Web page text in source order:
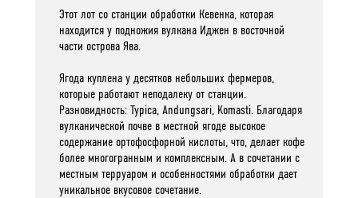
Этот лот со станции обработки Кевенка, которая
находится у подножия вулкана Иджен в восточной
части острова Ява.
Ягода куплена у десятков небольших фермеров,
которые работают неподалеку от станции.
Разновидность: Typica, Andungsari, Komasti. Благодаря
вулканической почве в местной ягоде высокое
содержание ортофосфорной кислоты, что, делает кофе
более многогранным и комплексным. А в сочетании с
местным терруаром и особенностями обработки дает
уникальное вкусовое сочетание.